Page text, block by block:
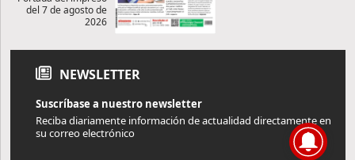
del 7 de agosto de
2026
NEWSLETTER
Suscríbase a nuestro newsletter
Reciba diariamente información de actualidad directamente en
su correo electrónico